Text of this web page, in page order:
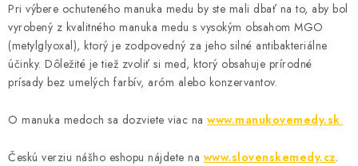
y
v
ý
p
i
s
Pri výbere ochuteného manuka medu by ste mali dbať na to, aby bol
vyrobený z kvalitného manuka medu s vysokým obsahom MGO
(metylglyoxal), ktorý je zodpovedný za jeho silné antibakteriálne
účinky. Dôležité je tiež zvoliť si med, ktorý obsahuje prírodné
prísady bez umelých farbív, aróm alebo konzervantov.
O manuka medoch sa dozviete viac na www.manukovemedy.sk.
Českú verziu nášho eshopu nájdete na www.slovenskemedy.cz.